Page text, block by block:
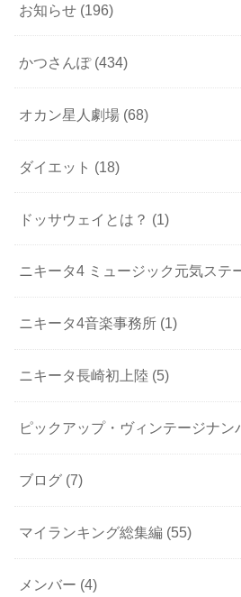
お知らせ (196)
かつさんぽ (434)
オカン星人劇場 (68)
ダイエット (18)
ドッサウェイとは？ (1)
ニキータ4 ミュージック元気ステ
ニキータ4音楽事務所 (1)
ニキータ長崎初上陸 (5)
ピックアップ・ヴィンテージナン
ブログ (7)
マイランキング総集編 (55)
メンバー (4)